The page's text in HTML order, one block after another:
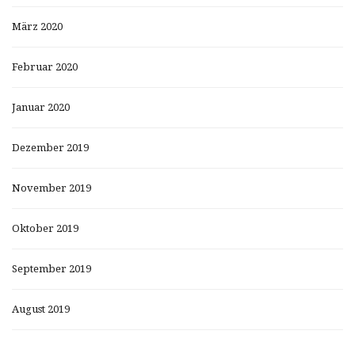
März 2020
Februar 2020
Januar 2020
Dezember 2019
November 2019
Oktober 2019
September 2019
August 2019